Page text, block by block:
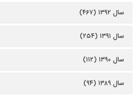
سال ۱۳۹۲ (۴۶۷)
سال ۱۳۹۱ (۲۵۴)
سال ۱۳۹۰ (۱۱۲)
سال ۱۳۸۹ (۹۴)